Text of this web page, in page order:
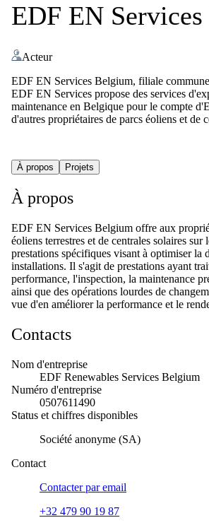
EDF EN
Acteur
EDF EN Services Belgium, filiale
EDF EN Services propose des services
maintenance en Belgique pour le compte
d'autres propriétaires de parcs éoliens et de
À propos Projets
À propos
EDF EN Services Belgium offre aux
éoliens terrestres et de centrales solaires sur
prestations spécifiques visant à optimiser la
installations. Il s'agit de prestations ayant
performance, l'inspection, la maintenance
ainsi que des opérations lourdes de
vue d'en améliorer la performance et le
Contacts
Nom d'entreprise
EDF Renewables Services Belgium
Numéro d'entreprise
0507611490
Status et chiffres disponibles
Société anonyme (SA)
Contact
Contacter par email
+32 479 90 19 87